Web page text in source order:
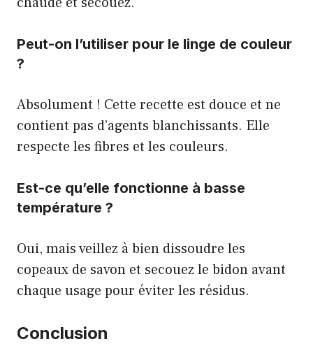
Peut-on l’utiliser pour le linge de couleur
?
Absolument ! Cette recette est douce et ne
contient pas d’agents blanchissants. Elle
respecte les fibres et les couleurs.
Est-ce qu’elle fonctionne à basse
température ?
Oui, mais veillez à bien dissoudre les
copeaux de savon et secouez le bidon avant
chaque usage pour éviter les résidus.
Conclusion